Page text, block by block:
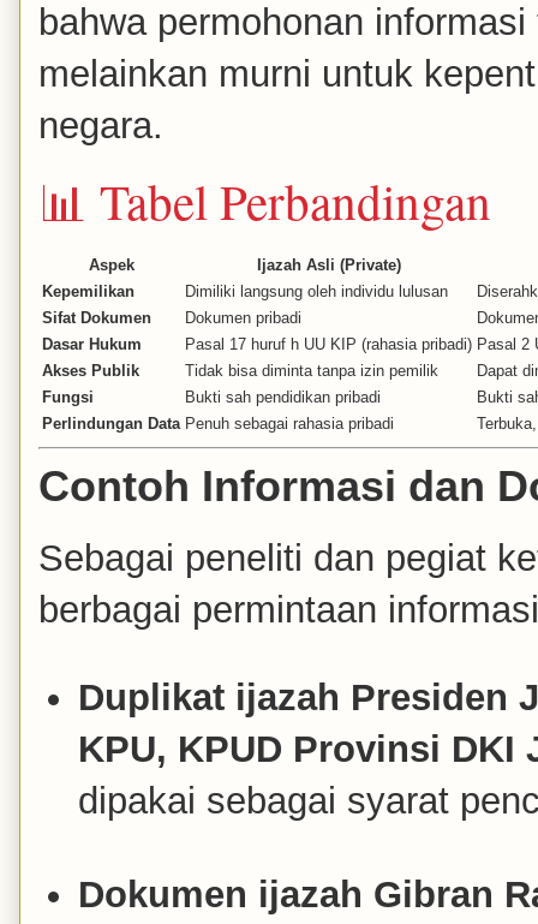
bahwa permohonan
melainkan murni untuk
negara.
📊 Tabel Perbandingan
Aspek
Ijazah Asli (Private)
Kepemilikan
Dimiliki langsung oleh individu lulusan
Sifat Dokumen
Dokumen pribadi
Dasar Hukum
Pasal 17 huruf h UU KIP (rahasia pribadi) Pasal 2
Akses Publik
Tidak bisa diminta tanpa izin pemilik
Dapat
Fungsi
Bukti sah pendidikan pribadi
Bukti
Perlindungan Data Penuh sebagai rahasia pribadi
Contoh Informasi dan
Sebagai peneliti dan pegiat
berbagai permintaan
Duplikat ijazah Presiden
KPU, KPUD Provinsi DKI
dipakai sebagai syarat
Dokumen ijazah Gibran